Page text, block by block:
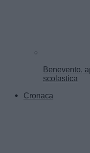
Benevento,
scolastica
Cronaca